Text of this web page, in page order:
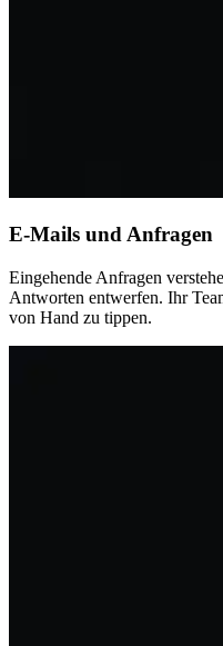
E-Mails und Anfragen
Eingehende Anfragen
Antworten entwerfen. Ihr
von Hand zu tippen.